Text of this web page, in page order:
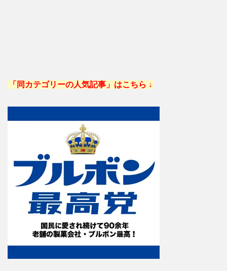
「同カテゴリーの人気記事」はこちら ↓